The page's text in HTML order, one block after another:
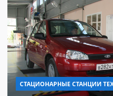
СТАЦИОНАРНЫЕ СТАНЦИИ